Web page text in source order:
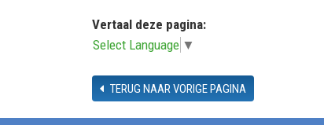
Vertaal deze pagina:
Select Language ▼
TERUG NAAR VORIGE PAGINA